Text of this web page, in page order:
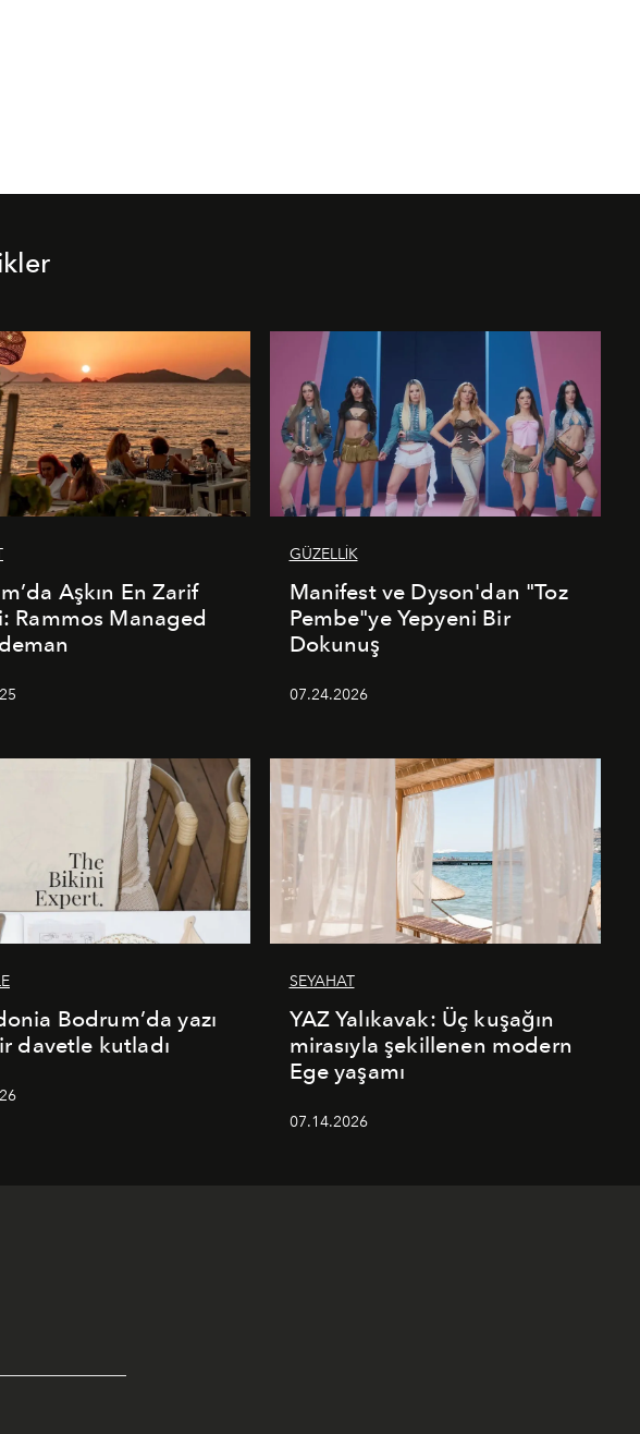
Aşkın En Zarif
Rammos Managed
GÜZELLİK
Manifest ve Dyson'dan "Toz
Pembe"ye Yepyeni Bir
Dokunuş
07.24.2026
Bodrum’da yazı
davetle kutladı
SEYAHAT
YAZ Yalıkavak: Üç kuşağın
mirasıyla şekillenen modern
Ege yaşamı
07.14.2026